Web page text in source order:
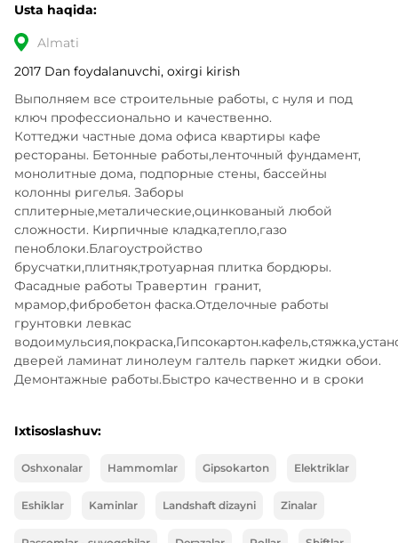
Usta haqida:
Almati
2017 Dan foydalanuvchi, oxirgi kirish
Выполняем все строительные работы, с нуля и под
ключ профессионально и качественно.
Коттеджи частные дома офиса квартиры кафе
рестораны. Бетонные работы,ленточный фундамент,
монолитные дома, подпорные стены, бассейны
колонны ригелья. Заборы
сплитерные,металические,оцинкованый любой
сложности. Кирпичные кладка,тепло,газо
пеноблоки.Благоустройство
брусчатки,плитняк,тротуарная плитка бордюры.
Фасадные работы Травертин  гранит,
мрамор,фибробетон фаска.Отделочные работы
грунтовки левкас
дверей ламинат линолеум галтель паркет жидки обои.
Демонтажные работы.Быстро качественно и в сроки
Ixtisoslashuv:
Oshxonalar Hammomlar Gipsokarton Elektriklar
Eshiklar Kaminlar Landshaft dizayni Zinalar